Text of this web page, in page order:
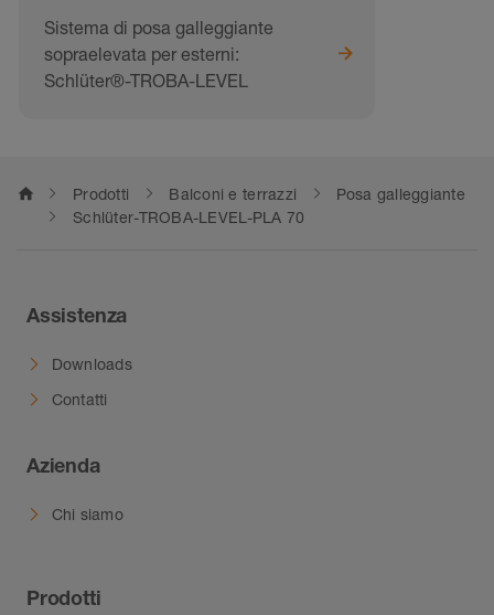
Sistema di posa galleggiante
sopraelevata per esterni:
Schlüter®-TROBA-LEVEL
home Prodotti Balconi e terrazzi
Posa galleggiante
Schlüter-TROBA-LEVEL-PLA 70
Assistenza
Downloads
Contatti
Azienda
Chi siamo
Prodotti